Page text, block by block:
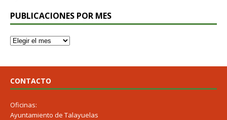
PUBLICACIONES POR MES
CONTACTO
Oficinas:
Ayuntamiento de Talayuelas